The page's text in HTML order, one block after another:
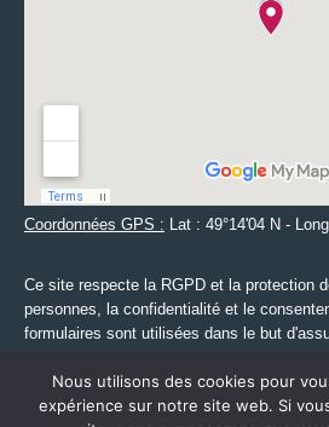
Coordonnées GPS : Lat : 49°14'04 N -
Ce site respecte la RGPD et la protection
personnes, la confidentialité et le
formulaires sont utilisées dans le but
de consulter les mentions légales
Nous utilisons des cookies pour
expérience sur notre site web. Si